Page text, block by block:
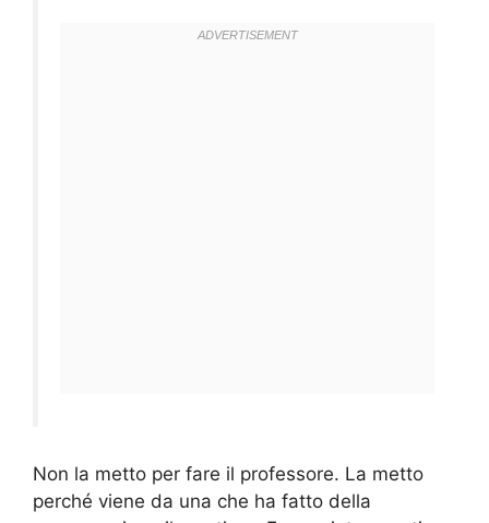
Non la metto per fare il professore. La metto
perché viene da una che ha fatto della